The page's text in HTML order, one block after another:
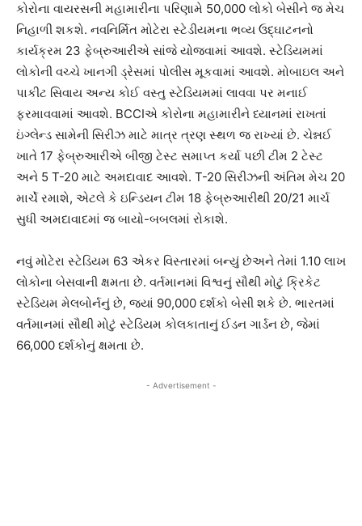
કોરોના વાયરસની મહામારીના પરિણામે 50,000 લોકો બેસીને જ મેચ
નિહાળી શકશે. નવનિર્મિત મોટેરા સ્ટેડીયમના ભવ્ય ઉદ્ઘાટનનો
કાર્યક્રમ 23 ફેબ્રુઆરીએ સાંજે યોજવામાં આવશે. સ્ટેડિયમમાં
લોકોની વચ્ચે ખાનગી ડ્રેસમાં પોલીસ મૂકવામાં આવશે. મોબાઇલ અને
પાકીટ સિવાય અન્ય કોઈ વસ્તુ સ્ટેડિયમમાં લાવવા પર મનાઈ
ફરમાવવામાં આવશે. BCCIએ કોરોના મહામારીને ધ્યાનમાં રાખતાં
ઇંગ્લેન્ડ સામેની સિરીઝ માટે માત્ર ત્રણ સ્થળ જ રાખ્યાં છે. ચેન્નઈ
ખાતે 17 ફેબ્રુઆરીએ બીજી ટેસ્ટ સમાપ્ત કર્યા પછી ટીમ 2 ટેસ્ટ
અને 5 T-20 માટે અમદાવાદ આવશે. T-20 સિરીઝની અંતિમ મેચ 20
માર્ચે રમાશે, એટલે કે ઇન્ડિયન ટીમ 18 ફેબ્રુઆરીથી 20/21 માર્ચ
સુધી અમદાવાદમાં જ બાયો-બબલમાં રોકાશે.
નવું મોટેરા સ્ટેડિયમ 63 એકર વિસ્તારમાં બન્યું છેઅને તેમાં 1.10 લાખ
લોકોના બેસવાની ક્ષમતા છે. વર્તમાનમાં વિશ્વનું સૌથી મોટું ક્રિકેટ
સ્ટેડિયમ મેલબોર્નનું છે, જ્યાં 90,000 દર્શકો બેસી શકે છે. ભારતમાં
વર્તમાનમાં સૌથી મોટું સ્ટેડિયમ કોલકાતાનું ઈડન ગાર્ડન છે, જેમાં
66,000 દર્શકોનું ક્ષમતા છે.
- Advertisement -